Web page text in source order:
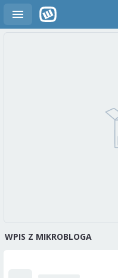
WPIS Z MIKROBLOGA